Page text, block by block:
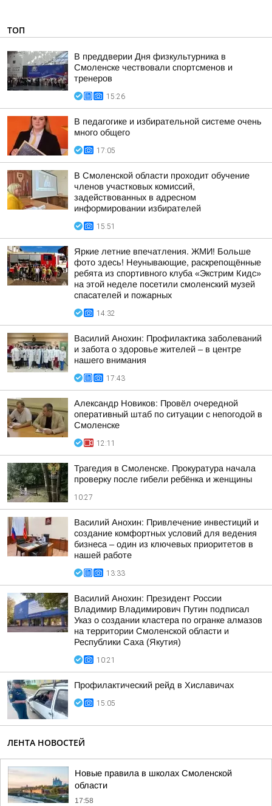
ТОП
В преддверии Дня физкультурника в
Смоленске чествовали спортсменов и
тренеров
15:26
В педагогике и избирательной системе очень
много общего
17:05
В Смоленской области проходит обучение
членов участковых комиссий,
задействованных в адресном
информировании избирателей
15:51
Яркие летние впечатления. ЖМИ! Больше
фото здесь! Неунывающие, раскрепощённые
ребята из спортивного клуба «Экстрим Кидс»
на этой неделе посетили смоленский музей
спасателей и пожарных
14:32
Василий Анохин: Профилактика заболеваний
и забота о здоровье жителей – в центре
нашего внимания
17:43
Александр Новиков: Провёл очередной
оперативный штаб по ситуации с непогодой в
Смоленске
12:11
Трагедия в Смоленске. Прокуратура начала
проверку после гибели ребёнка и женщины
10:27
Василий Анохин: Привлечение инвестиций и
создание комфортных условий для ведения
бизнеса – один из ключевых приоритетов в
нашей работе
13:33
Василий Анохин: Президент России
Владимир Владимирович Путин подписал
Указ о создании кластера по огранке алмазов
на территории Смоленской области и
Республики Саха (Якутия)
10:21
Профилактический рейд в Хиславичах
15:05
ЛЕНТА НОВОСТЕЙ
Новые правила в школах Смоленской
области
17:58